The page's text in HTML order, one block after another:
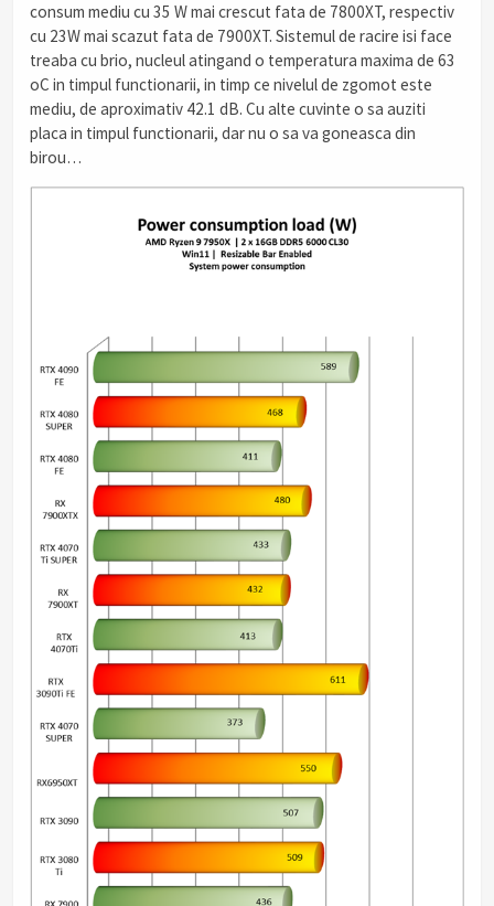
consum mediu cu 35 W mai crescut fata de 7800XT, respectiv
cu 23W mai scazut fata de 7900XT. Sistemul de racire isi face
treaba cu brio, nucleul atingand o temperatura maxima de 63
oC in timpul functionarii, in timp ce nivelul de zgomot este
mediu, de aproximativ 42.1 dB. Cu alte cuvinte o sa auziti
placa in timpul functionarii, dar nu o sa va goneasca din
birou…